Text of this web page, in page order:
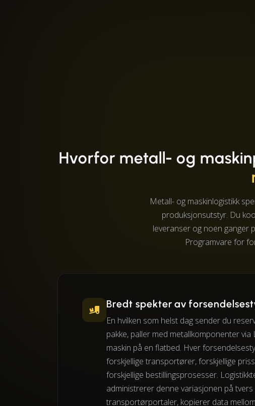
Hvorfor metall- og
Metall- og maskinlogistikk
produksjonsutstyr. Du
leveranser og noen ganger
Programvare for
Bredt spekter av
En hvilken som helst dag sender du
pakke, paller med metallkomponenter via
maskin på en flatbed. Hver
forskjellige transportører, forskjellige
forskjellige bestillingsprosesser.
administrerer denne variasjonen på tvers
transportørportaler, kopierer data